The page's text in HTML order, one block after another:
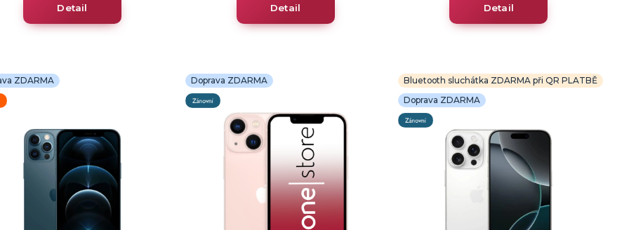
Detail Detail Detail
ZDARMA Doprava ZDARMA
Bluetooth sluchátka ZDARMA při QR PLATBĚ
Doprava ZDARMA